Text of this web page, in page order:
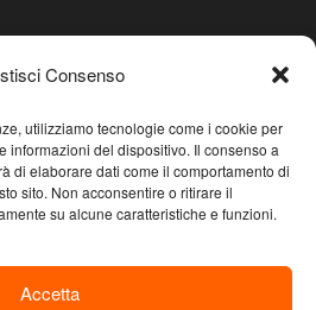
Consenso
utilizziamo tecnologie come i cookie per
informazioni del dispositivo. Il consenso a
di elaborare dati come il comportamento di
sito. Non acconsentire o ritirare il
su alcune caratteristiche e funzioni.
AccettaCasa S.R.L. – Sede legale: